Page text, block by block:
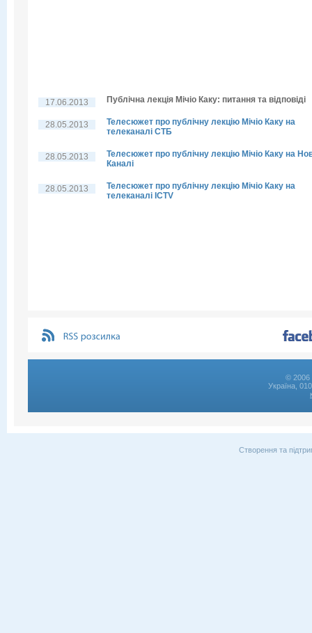
17.06.2013 Публічна лекція Мічіо Каку: питання та відповіді
28.05.2013
Телесюжет про публічну лекцію Мічіо Каку на
телеканалі СТБ
28.05.2013
Телесюжет про публічну лекцію Мічіо Каку на
Каналі
28.05.2013
Телесюжет про публічну лекцію Мічіо Каку на
телеканалі ICTV
© 2006
Україна,
Створення та